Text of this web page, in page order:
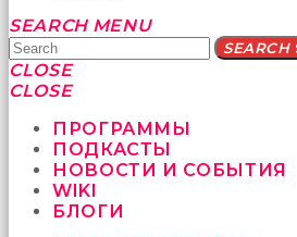
Yatağa
bile
geçmeye
fırsat
sikici
kocalar
güzel
karıları
SEARCH MENU
SEARCH
CLOSE
CLOSE
ПРОГРАММЫ
ПОДКАСТЫ
НОВОСТИ И СОБЫТИЯ
WIKI
БЛОГИ